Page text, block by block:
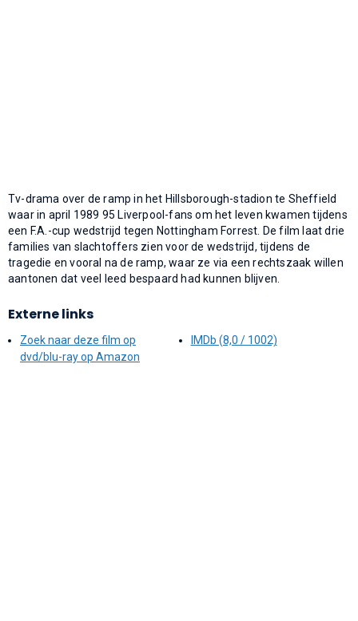
Tv-drama over de ramp in het Hillsborough-stadion te Sheffield
waar in april 1989 95 Liverpool-fans om het leven kwamen tijdens
een F.A.-cup wedstrijd tegen Nottingham Forrest. De film laat drie
families van slachtoffers zien voor de wedstrijd, tijdens de
tragedie en vooral na de ramp, waar ze via een rechtszaak willen
aantonen dat veel leed bespaard had kunnen blijven.
Externe links
Zoek naar deze film op
dvd/blu-ray op Amazon
IMDb (8,0 / 1002)